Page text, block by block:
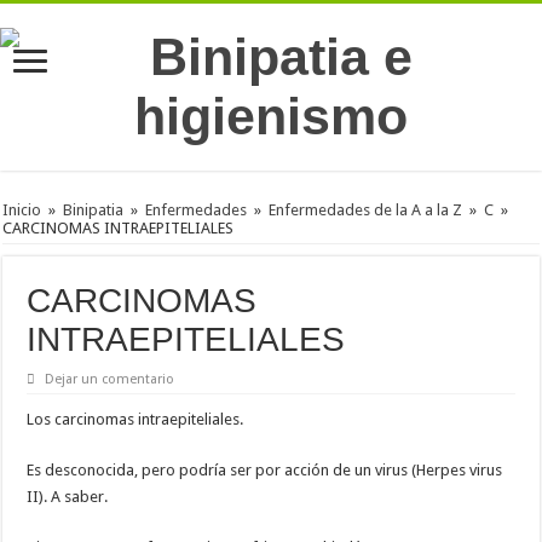
Inicio » Binipatia » Enfermedades » Enfermedades de la A a la Z » C »
CARCINOMAS INTRAEPITELIALES
CARCINOMAS
INTRAEPITELIALES
Dejar un comentario
Los carcinomas intraepiteliales.
Es desconocida, pero podría ser por acción de un virus (Herpes virus
II). A saber.